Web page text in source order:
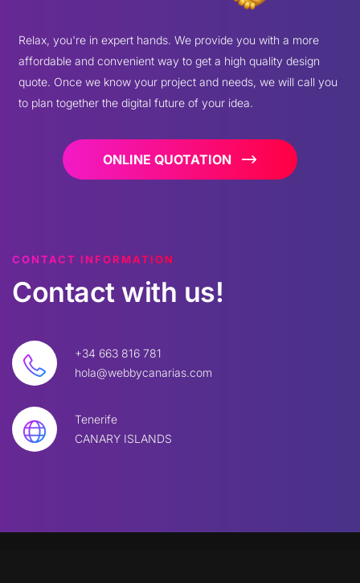
Relax, you're in expert hands. We provide you with a more
affordable and convenient way to get a high quality design
quote. Once we know your project and needs, we will call you
to plan together the digital future of your idea.
ONLINE QUOTATION
CONTACT INFORMATION
Contact with us!
+34 663 816 781
hola@webbycanarias.com
Tenerife
CANARY ISLANDS